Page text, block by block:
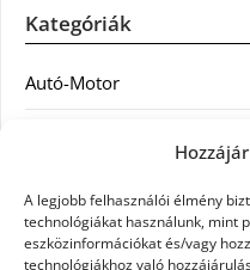
A legjobb felhasználói élmény
technológiákat használunk, mint
eszközinformációkat és/vagy
technológiákhoz való
Kategóriák
Autó-Motor
Egészség
Egyéb